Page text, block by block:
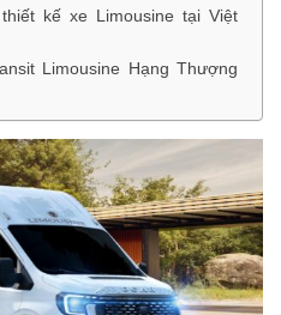
kế xe Limousine tại Việt
Limousine Hạng Thượng